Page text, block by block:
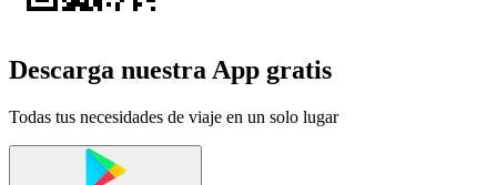
Descarga nuestra App gratis
Todas tus necesidades de viaje en un solo lugar